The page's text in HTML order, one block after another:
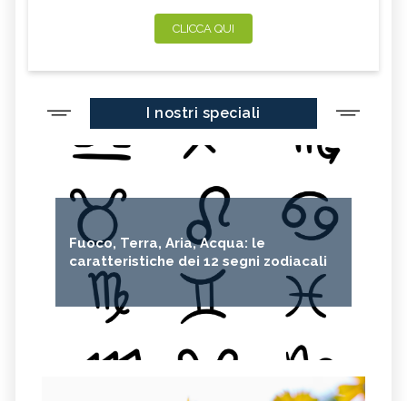
CLICCA QUI
I nostri speciali
Fuoco, Terra, Aria, Acqua: le
caratteristiche dei 12 segni zodiacali